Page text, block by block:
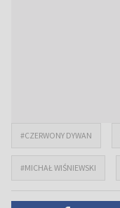
#CZERWONY DYWAN
#MICHAŁ WIŚNIEWSKI